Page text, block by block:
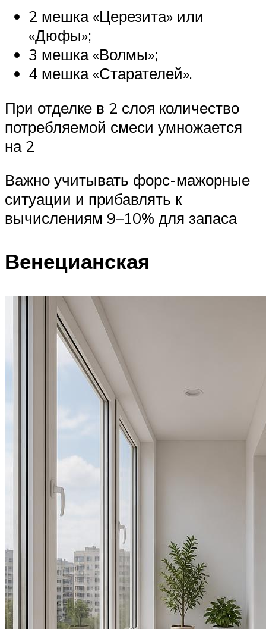
2 мешка «Церезита» или
«Дюфы»;
3 мешка «Волмы»;
4 мешка «Старателей».
При отделке в 2 слоя количество
потребляемой смеси умножается
на 2
Важно учитывать форс-мажорные
ситуации и прибавлять к
вычислениям 9–10% для запаса
Венецианская